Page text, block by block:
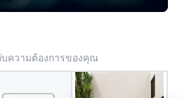
seniority, and
ความต้องการของคุณ